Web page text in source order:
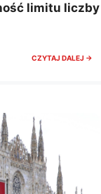
limitu liczby
CZYTAJ DALEJ →